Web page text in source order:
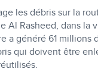
les débris sur la
Al Rasheed, dans la
a généré 61 millions
qui doivent être